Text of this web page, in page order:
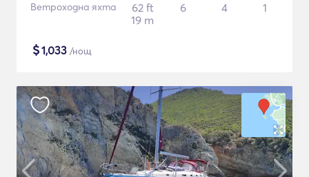
Ветроходна яхта
62 ft
19 m
6 4 1
$1,033 /нощ